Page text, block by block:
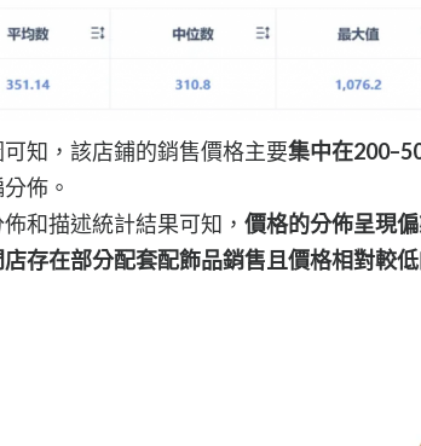
可知，該店鋪的銷售價格主要集中在
佈。
和描述統計結果可知， 價格的分佈呈現
存在部分配套配飾品銷售且價格相對較